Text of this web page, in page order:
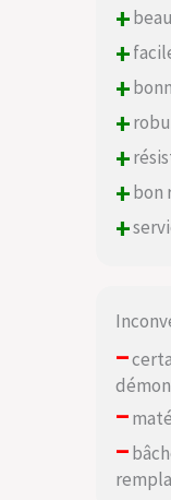
+
+
+
+
+
+bon
+
–
–
–